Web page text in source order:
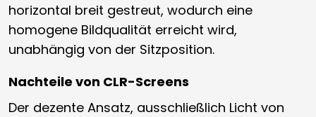
horizontal breit gestreut, wodurch eine
homogene Bildqualität erreicht wird,
unabhängig von der Sitzposition.
Nachteile von CLR-Screens
Der dezente Ansatz, ausschließlich Licht von